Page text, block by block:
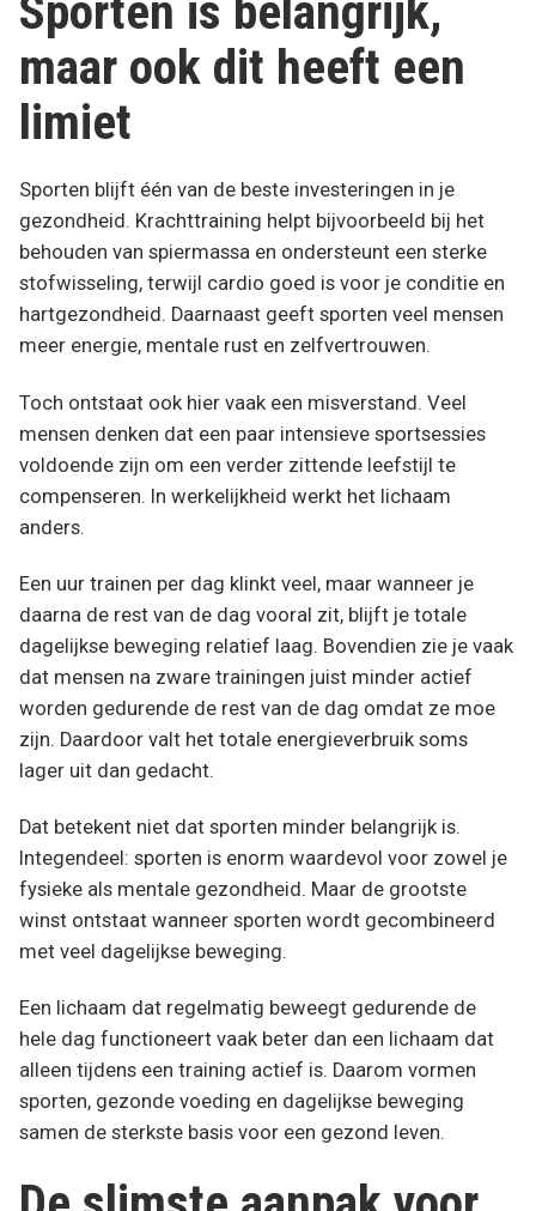
Sporten is belangrijk,
maar ook dit heeft een
limiet
Sporten blijft één van de beste investeringen in je
gezondheid. Krachttraining helpt bijvoorbeeld bij het
behouden van spiermassa en ondersteunt een sterke
stofwisseling, terwijl cardio goed is voor je conditie en
hartgezondheid. Daarnaast geeft sporten veel mensen
meer energie, mentale rust en zelfvertrouwen.
Toch ontstaat ook hier vaak een misverstand. Veel
mensen denken dat een paar intensieve sportsessies
voldoende zijn om een verder zittende leefstijl te
compenseren. In werkelijkheid werkt het lichaam
anders.
Een uur trainen per dag klinkt veel, maar wanneer je
daarna de rest van de dag vooral zit, blijft je totale
dagelijkse beweging relatief laag. Bovendien zie je vaak
dat mensen na zware trainingen juist minder actief
worden gedurende de rest van de dag omdat ze moe
zijn. Daardoor valt het totale energieverbruik soms
lager uit dan gedacht.
Dat betekent niet dat sporten minder belangrijk is.
Integendeel: sporten is enorm waardevol voor zowel je
fysieke als mentale gezondheid. Maar de grootste
winst ontstaat wanneer sporten wordt gecombineerd
met veel dagelijkse beweging.
Een lichaam dat regelmatig beweegt gedurende de
hele dag functioneert vaak beter dan een lichaam dat
alleen tijdens een training actief is. Daarom vormen
sporten, gezonde voeding en dagelijkse beweging
samen de sterkste basis voor een gezond leven.